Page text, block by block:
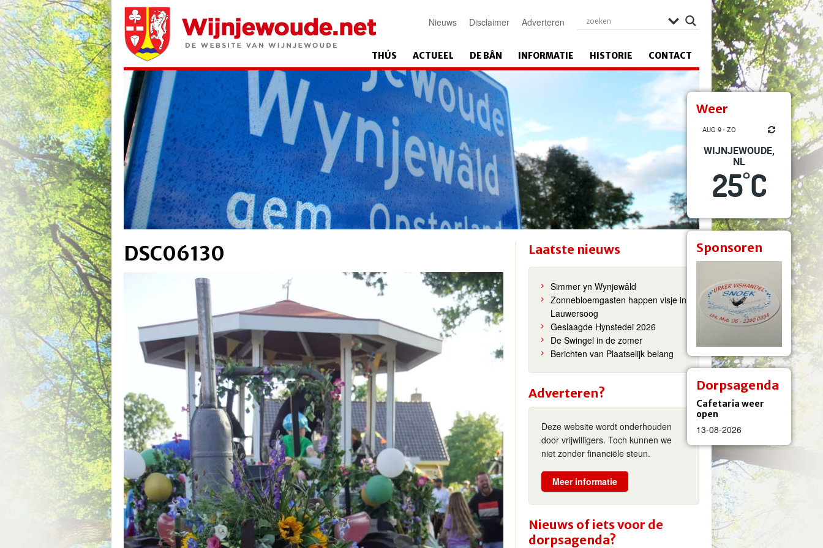
Weer
AUG 9 - ZO
WIJNJEWOUDE,
NL
25°C
Sponsoren
Dorpsagenda
Cafetaria weer
open
13-08-2026
Nieuws Disclaimer Adverteren
THÚS ACTUEEL DE BÂN INFORMATIE HISTORIE CONTACT
DSC06130 Laatste nieuws
Simmer yn Wynjewâld
Zonnebloemgasten happen visje in
Lauwersoog
Geslaagde Hynstedei 2026
De Swingel in de zomer
Berichten van Plaatselijk belang
Adverteren?
Deze website wordt onderhouden
door vrijwilligers. Toch kunnen we
niet zonder financiële steun.
Meer informatie
Nieuws of iets voor de
dorpsagenda?